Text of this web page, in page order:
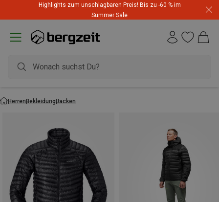
Highlights zum unschlagbaren Preis! Bis zu -60 % im
Summer Sale
HerrenBekleidungJacken